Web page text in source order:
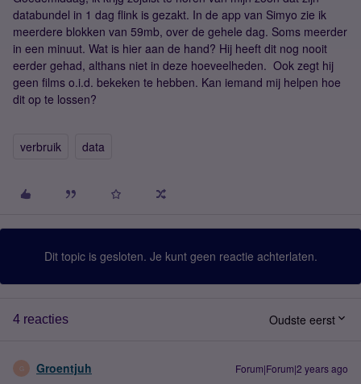
databundel in 1 dag flink is gezakt. In de app van Simyo zie ik
meerdere blokken van 59mb, over de gehele dag. Soms meerder
in een minuut. Wat is hier aan de hand? Hij heeft dit nog nooit
eerder gehad, althans niet in deze hoeveelheden. Ook zegt hij
geen films o.i.d. bekeken te hebben. Kan iemand mij helpen hoe
dit op te lossen?
verbruik data
Dit topic is gesloten. Je kunt geen reactie achterlaten.
4 reacties Oudste eerst
G Groentjuh Forum|Forum|2 years ago